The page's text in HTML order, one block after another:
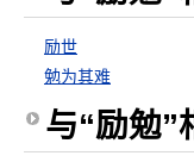
励世
勉为其难
与“励勉”